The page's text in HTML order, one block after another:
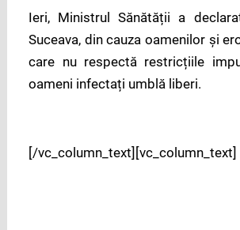
Ieri, Ministrul Sănătății a
Suceava, din cauza oamenilor și
care nu respectă restricțiile
oameni infectați umblă liberi.
[/vc_column_text][vc_column_text]